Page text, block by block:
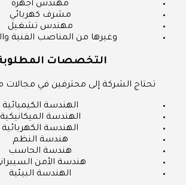
مهندس أجهزة
مشرف كهربائي
مهندس تشغيل
وغيرها من المناصب الفنية
التخصصات
تحتاج الشركة إلى محترفين في مجالات
الهندسة الكيميائية
الهندسة الميكانيكية
الهندسة الكهربائية
هندسة النظم
هندسة الحاسب
هندسة الأمن
الهندسة البيئية